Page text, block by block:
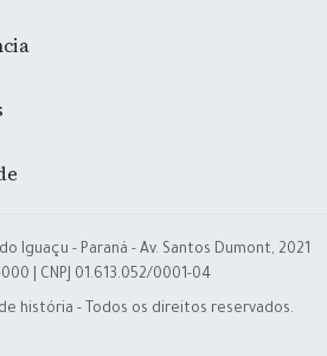
Iguaçu - Paraná - Av. Santos Dumont, 2021
| CNPJ 01.613.052/0001-04
história - Todos os direitos reservados.